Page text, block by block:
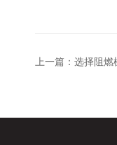
上一篇： 选择阻燃